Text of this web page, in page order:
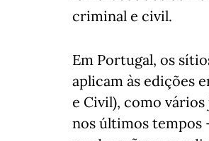
criminal e civil.
Em Portugal, os
aplicam às edições
e Civil), como
nos últimos tempos